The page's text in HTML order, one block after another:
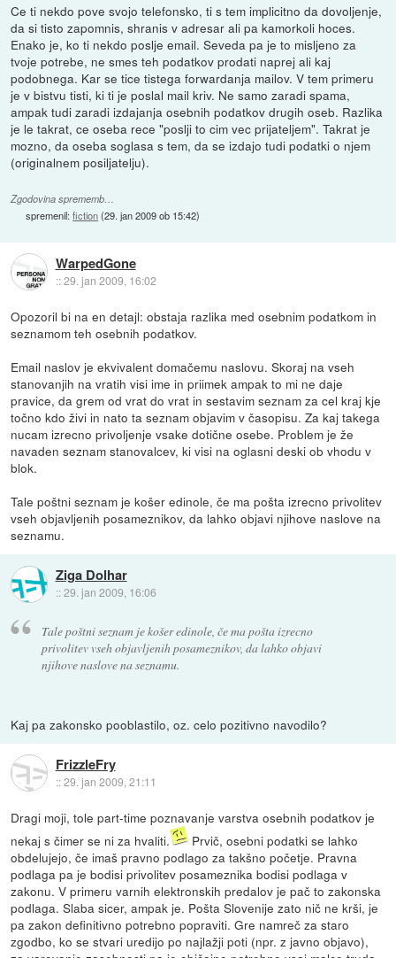
Ce ti nekdo pove svojo telefonsko, ti s tem implicitno da dovoljenje,
da si tisto zapomnis, shranis v adresar ali pa kamorkoli hoces.
Enako je, ko ti nekdo poslje email. Seveda pa je to misljeno za
tvoje potrebe, ne smes teh podatkov prodati naprej ali kaj
podobnega. Kar se tice tistega forwardanja mailov. V tem primeru
je v bistvu tisti, ki ti je poslal mail kriv. Ne samo zaradi spama,
ampak tudi zaradi izdajanja osebnih podatkov drugih oseb. Razlika
je le takrat, ce oseba rece "poslji to cim vec prijateljem". Takrat je
mozno, da oseba soglasa s tem, da se izdajo tudi podatki o njem
(originalnem posiljatelju).
Zgodovina sprememb…
spremenil:fiction(29. jan 2009 ob 15:42)
WarpedGone
::29. jan 2009, 16:02
Opozoril bi na en detajl: obstaja razlika med osebnim podatkom in
seznamom teh osebnih podatkov.
Email naslov je ekvivalent domačemu naslovu. Skoraj na vseh
stanovanjih na vratih visi ime in priimek ampak to mi ne daje
pravice, da grem od vrat do vrat in sestavim seznam za cel kraj kje
točno kdo živi in nato ta seznam objavim v časopisu. Za kaj takega
nucam izrecno privoljenje vsake dotične osebe. Problem je že
navaden seznam stanovalcev, ki visi na oglasni deski ob vhodu v
blok.
Tale poštni seznam je košer edinole, če ma pošta izrecno privolitev
vseh objavljenih posameznikov, da lahko objavi njihove naslove na
seznamu.
Ziga Dolhar
::29. jan 2009, 16:06
Tale poštni seznam je košer edinole, če ma pošta izrecno
privolitev vseh objavljenih posameznikov, da lahko objavi
njihove naslove na seznamu.
Kaj pa zakonsko pooblastilo, oz. celo pozitivno navodilo?
FrizzleFry
::29. jan 2009, 21:11
Dragi moji, tole part-time poznavanje varstva osebnih podatkov je
nekaj s čimer se ni za hvaliti.
Prvič, osebni podatki se lahko
obdelujejo, če imaš pravno podlago za takšno početje. Pravna
podlaga pa je bodisi privolitev posameznika bodisi podlaga v
zakonu. V primeru varnih elektronskih predalov je pač to zakonska
podlaga. Slaba sicer, ampak je. Pošta Slovenije zato nič ne krši, je
pa zakon definitivno potrebno popraviti. Gre namreč za staro
zgodbo, ko se stvari uredijo po najlažji poti (npr. z javno objavo),